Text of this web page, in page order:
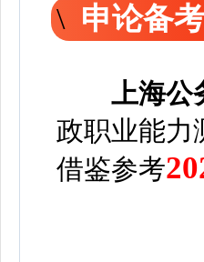
申论备
上海公
政职业能力
借鉴参考